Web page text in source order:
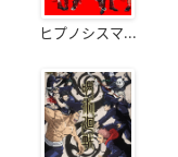
ヒプノシスマ...